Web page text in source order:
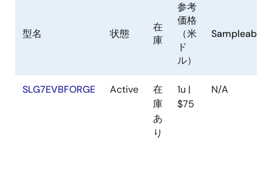
型名 状態
在
庫
参考
価格
（米
ド
ル）
Sampleable
SLG7EVBFORGE Active
在
庫
あ
り
1u |
$75
N/A